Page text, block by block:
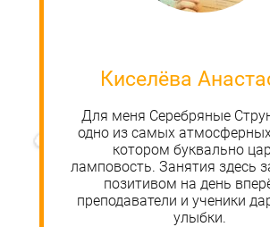
Киселёва
Для меня Серебряные
одно из самых
котором буквально
ламповость. Занятия здесь
позитивом на день
преподаватели и ученики
улыбки.